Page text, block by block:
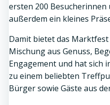
ersten 200
außerdem ein kleines
Damit bietet das
Mischung aus Genuss,
Engagement und hat sich
zu einem beliebten
Bürger sowie Gäste aus